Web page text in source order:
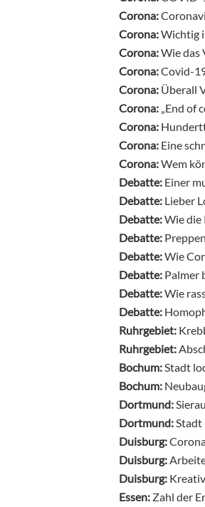
Corona:
Corona:Wichtig
Corona:Wie das
Corona:Covid-
Corona: Überall
Corona: „End of
Corona:
Corona: Eine
Corona:Wem
Debatte: Einer
Debatte: Lieber
Debatte:Wie die
Debatte:
Debatte:Wie
Debatte: Palmer
Debatte:Wie
Debatte:
Ruhrgebiet:
Ruhrgebiet:
Bochum: Stadt
Bochum:
Dortmund:
Dortmund: Stadt
Duisburg:
Duisburg:
Duisburg:
Essen: Zahl der